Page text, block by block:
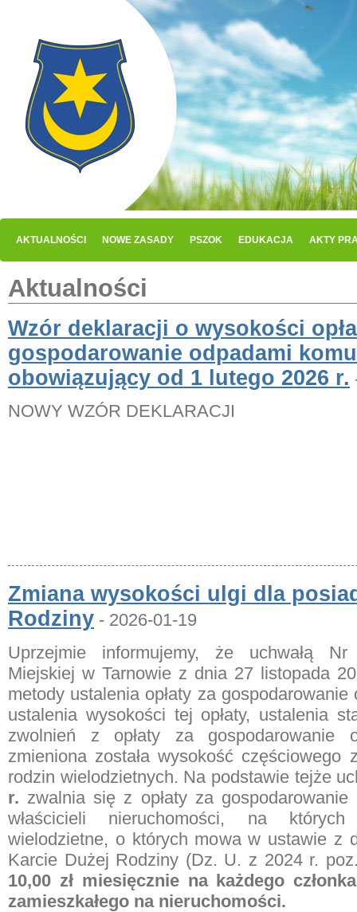
AKTUALNOŚCI NOWE ZASADY PSZOK EDUKACJA AKTY
Aktualności
Wzór deklaracji o wysokości
gospodarowanie odpadami
obowiązujący od 1 lutego 2026 r.
NOWY WZÓR DEKLARACJI
Zmiana wysokości ulgi dla
Rodziny - 2026-01-19
Uprzejmie informujemy, że uchwałą Nr
Miejskiej w Tarnowie z dnia 27 listopada
metody ustalenia opłaty za
ustalenia wysokości tej opłaty, ustalenia
zwolnień z opłaty za gospodarowanie
zmieniona została wysokość częściowego
rodzin wielodzietnych. Na podstawie tejże
r. zwalnia się z opłaty za gospodarowanie
właścicieli nieruchomości, na
wielodzietne, o których mowa w ustawie z
Karcie Dużej Rodziny (Dz. U. z 2024 r.
10,00 zł miesięcznie na każdego
zamieszkałego na nieruchomości.